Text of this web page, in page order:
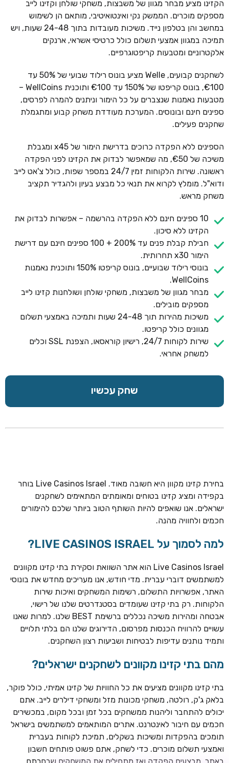
ROYSPINS
MEGAPARI
בונוס קבלת פנים: עד 125% בונוס עד €450 + 250 ספינים חינם
חבילת קבלת פנים: עד 280% בונוס עד €2,200 + 230 ספינים
הקזינו מציע מבחר מגוון של משבצות, משחקי שולחן וקזינו לייב
מספקים מוכרים. הממשק נקי ואינטואיטיבי, מותאם הן לשימוש
במחשב והן בטלפון נייד. משיכות מעובדות בתוך 24-48 שעות, ויש
תמיכה במגוון אמצעי תשלום כולל כרטיסי אשראי, ארנקים
אלקטרוניים ומטבעות קריפטוגרפיים.
לשחקנים קבועים, Welle מציע בונוס רילוד שבועי של 50% עד
€100, בונוס קריפטו של 150% עד €100 ותוכנית WellCoins –
מטבעות נאמנות שנצברים על כל הימור וניתנים להמרה לפרסים,
ספינים חינם ובונוסים. המערכת מעודדת משחק קבוע ומתגמלת
שחקנים פעילים.
הספינים ללא הפקדה כרוכים בדרישת הימור של x45 ומגבלת
משיכה של €50, מה שמאפשר לבדוק את הקזינו לפני הפקדה
ראשונה. שירות הלקוחות זמין 24/7 במספר שפות, כולל צ'אט לייב
ודוא"ל. מומלץ לקרוא את תנאי כל מבצע בעיון ולהגדיר תקציב
משחק מראש.
10 ספינים חינם ללא הפקדה בהרשמה – אפשרות לבדוק את
הקזינו ללא סיכון.
חבילת קבלת פנים עד 200% + 100 ספינים חינם עם דרישת
הימור x30 תחרותית.
בונוסי רילוד שבועיים, בונוס קריפטו 150% ותוכנית נאמנות
WellCoins.
מבחר מגוון של משבצות, משחקי שולחן ושולחנות קזינו לייב
מספקים מובילים.
משיכות מהירות תוך 24-48 שעות ותמיכה באמצעי תשלום
מגוונים כולל קריפטו.
שירות לקוחות 24/7, רישיון קוראסאו, הצפנת SSL וכלים
למשחק אחראי.
שחק עכשיו
בחירת קזינו מקוון היא חשובה מאוד. Live Casinos Israel בוחר
בקפידה ומציג קזינו בטוחים ומאומתים המתאימים לשחקנים
ישראלים. אנו שואפים להיות השותף הטוב ביותר שלכם להימורים
חכמים ולחוויה מהנה.
למה לסמוך על LIVE CASINOS ISRAEL?
Live Casinos Israel הוא אתר השוואת וסקירת בתי קזינו מקוונים
למשתמשים דוברי עברית. מדי חודש, אנו מעריכים מחדש את בונוסי
האתר, אפשרויות התשלום, רשימות המשחקים ואיכות שירות
הלקוחות. רק בתי קזינו שעומדים בסטנדרטים שלנו של רישוי,
אבטחה ומהירות משיכה נכללים ברשימת BEST שלנו. למרות שאנו
עשויים להרוויח הכנסות מפרסום, הדירוגים שלנו הם בלתי תלויים
ותמיד נותנים עדיפות לבטיחות ושביעות רצון השחקנים.
מהם בתי קזינו מקוונים לשחקנים ישראלים?
בתי קזינו מקוונים מציעים את כל החוויות של קזינו אמיתי, כולל פוקר,
בלאק ג'ק, רולטה, משחקי מכונות מזל ומשחקי דילרים לייב. אתם
יכולים להתחבר וליהנות ממשחקים בכל זמן ובכל מקום, במכשירים
חכמים עם חיבור לאינטרנט. אתרים המותאמים למשתמשים בישראל
תומכים בהפקדות ומשיכות בשקלים, תמיכת לקוחות בעברית
ואמצעי תשלום מוכרים. כדי לשחק, אתם פשוט פותחים חשבון